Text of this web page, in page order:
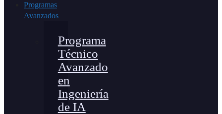
Programas
Avanzados
Programa
Técnico
Avanzado
en
Ingeniería
de IA